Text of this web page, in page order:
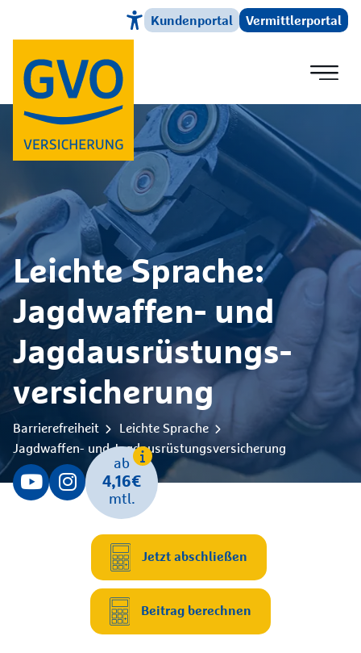
Direkt zum HauptinhaltKundenportal Vermittlerportal
Leichte Sprache:
Jagdwaffen- und
Jagdausrüstungs­
versicherung
Barrierefreiheit
Leichte Sprache
Jagdwaffen- und Jagdausrüstungsversicherung
Jetzt abschließen
Beitrag berechnen
ab
4,16€
mtl.